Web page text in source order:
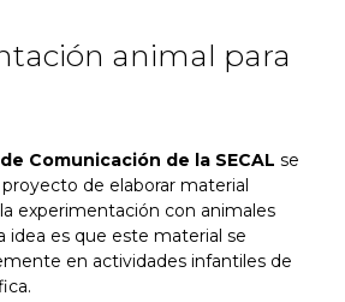
animal para
Comunicación de la SECAL se
de elaborar material
experimentación con animales
idea es que este material se
en actividades infantiles de